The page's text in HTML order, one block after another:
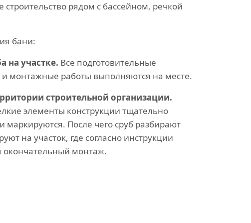
рядом с бассейном, речкой
бани:
на участке. Все подготовительные
монтажные работы выполняются на месте.
строительной организации.
элементы конструкции тщательно
маркируются. После чего сруб разбирают
на участок, где согласно инструкции
окончательный монтаж.